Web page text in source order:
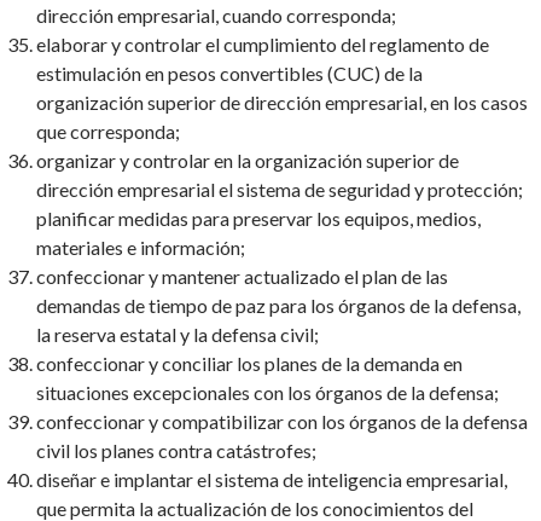
dirección empresarial, cuando corresponda;
elaborar y controlar el cumplimiento del reglamento de
estimulación en pesos convertibles (CUC) de la
organización superior de dirección empresarial, en los casos
que corresponda;
organizar y controlar en la organización superior de
dirección empresarial el sistema de seguridad y protección;
planificar medidas para preservar los equipos, medios,
materiales e información;
confeccionar y mantener actualizado el plan de las
demandas de tiempo de paz para los órganos de la defensa,
la reserva estatal y la defensa civil;
confeccionar y conciliar los planes de la demanda en
situaciones excepcionales con los órganos de la defensa;
confeccionar y compatibilizar con los órganos de la defensa
civil los planes contra catástrofes;
diseñar e implantar el sistema de inteligencia empresarial,
que permita la actualización de los conocimientos del